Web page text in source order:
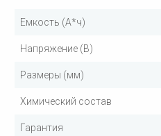
Емкость (А*ч)
Напряжение (В)
Размеры (мм)
Химический состав
Гарантия